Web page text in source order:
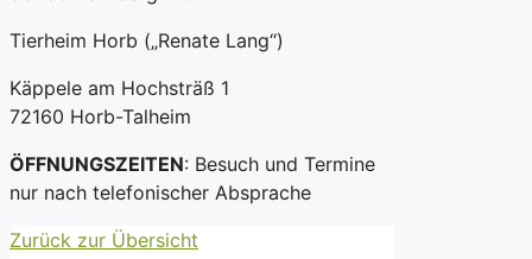
Tierheim Horb („Renate Lang“)
Käppele am Hochsträß 1
72160 Horb-Talheim
ÖFFNUNGSZEITEN: Besuch und Termine
nur nach telefonischer Absprache
Zurück zur Übersicht